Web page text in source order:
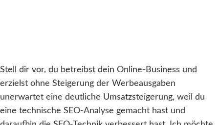
Stell dir vor, du betreibst dein Online-Business und
erzielst ohne Steigerung der Werbeausgaben
unerwartet eine deutliche Umsatzsteigerung, weil du
eine technische SEO-Analyse gemacht hast und